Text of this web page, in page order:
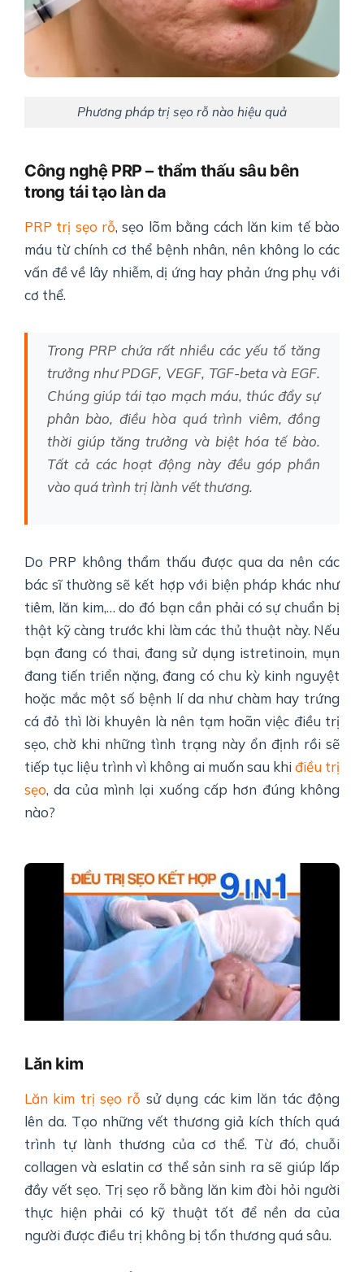
Phương pháp trị sẹo rỗ nào hiệu quả
Công nghệ PRP – thẩm thấu sâu bên
trong tái tạo làn da
PRP trị sẹo rỗ, sẹo lõm bằng cách lăn kim tế bào
máu từ chính cơ thể bệnh nhân, nên không lo các
vấn đề về lây nhiễm, dị ứng hay phản ứng phụ với
cơ thể.
Trong PRP chứa rất nhiều các yếu tố tăng
trưởng như PDGF, VEGF, TGF-beta và EGF.
Chúng giúp tái tạo mạch máu, thúc đẩy sự
phân bào, điều hòa quá trình viêm, đồng
thời giúp tăng trưởng và biệt hóa tế bào.
Tất cả các hoạt động này đều góp phần
vào quá trình trị lành vết thương.
Do PRP không thẩm thấu được qua da nên các
bác sĩ thường sẽ kết hợp với biện pháp khác như
tiêm, lăn kim,… do đó bạn cần phải có sự chuẩn bị
thật kỹ càng trước khi làm các thủ thuật này. Nếu
bạn đang có thai, đang sử dụng istretinoin, mụn
đang tiến triển nặng, đang có chu kỳ kinh nguyệt
hoặc mắc một số bệnh lí da như chàm hay trứng
cá đỏ thì lời khuyên là nên tạm hoãn việc điều trị
sẹo, chờ khi những tình trạng này ổn định rồi sẽ
tiếp tục liệu trình vì không ai muốn sau khiđiều trị
sẹo, da của mình lại xuống cấp hơn đúng không
nào?
Lăn kim
Lăn kim trị sẹo rỗ sử dụng các kim lăn tác động
lên da. Tạo những vết thương giả kích thích quá
trình tự lành thương của cơ thể. Từ đó, chuỗi
collagen và eslatin cơ thể sản sinh ra sẽ giúp lấp
đầy vết sẹo. Trị sẹo rỗ bằng lăn kim đòi hỏi người
thực hiện phải có kỹ thuật tốt để nền da của
người được điều trị không bị tổn thương quá sâu.